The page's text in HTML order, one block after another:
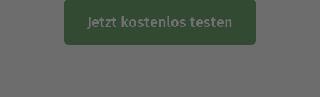
Jetzt kostenlos testen